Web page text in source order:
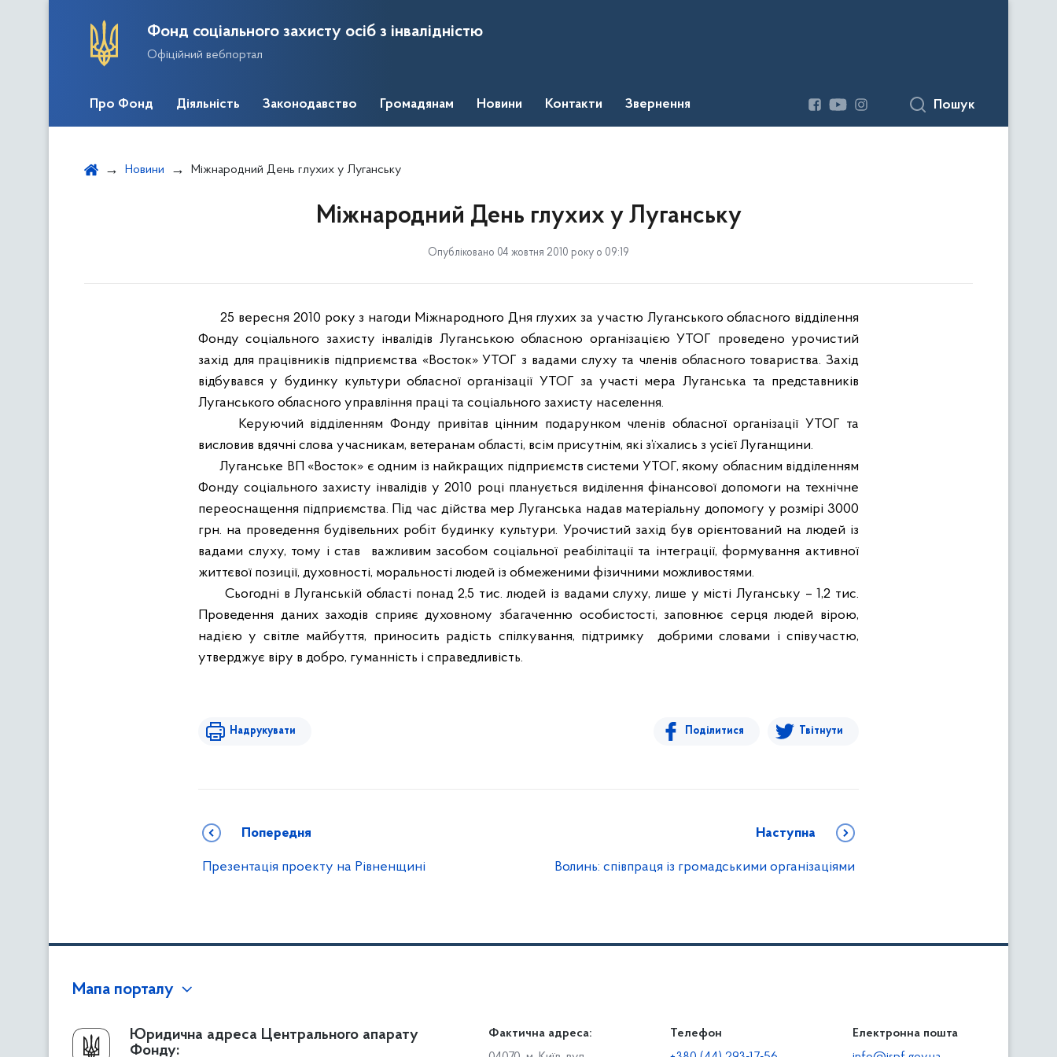
Фонд соціального захисту осіб з інвалідністю
Офіційний вебпортал
Про Фонд Діяльність Законодавство Громадянам Новини Контакти Звернення Пошук
Новини Міжнародний День глухих у Луганську
Міжнародний День глухих у Луганську
Опубліковано 04 жовтня 2010 року о 09:19
25 вересня 2010 року з нагоди Міжнародного Дня глухих за участю Луганського обласного відділення
Фонду соціального захисту інвалідів Луганською обласною організацією УТОГ проведено урочистий
захід для працівників підприємства «Восток» УТОГ з вадами слуху та членів обласного товариства. Захід
відбувався у будинку культури обласної організації УТОГ за участі мера Луганська та представників
Луганського обласного управління праці та соціального захисту населення.
Керуючий відділенням Фонду привітав цінним подарунком членів обласної організації УТОГ та
висловив вдячні слова учасникам, ветеранам області, всім присутнім, які з’їхались з усієї Луганщини.
Луганське ВП «Восток» є одним із найкращих підприємств системи УТОГ, якому обласним відділенням
Фонду соціального захисту інвалідів у 2010 році планується виділення фінансової допомоги на технічне
переоснащення підприємства. Під час дійства мер Луганська надав матеріальну допомогу у розмірі 3000
грн. на проведення будівельних робіт будинку культури. Урочистий захід був орієнтований на людей із
вадами слуху, тому і став
важливим засобом соціальної реабілітації та інтеграції, формування активної
життєвої позиції, духовності, моральності людей із обмеженими фізичними можливостями.
Сьогодні в Луганській області понад 2,5 тис. людей із вадами слуху, лише у місті Луганську – 1,2 тис.
Проведення даних заходів сприяє духовному збагаченню особистості, заповнює серця людей вірою,
надією у світле майбуття, приносить радість спілкування, підтримку
добрими словами і співучастю,
утверджує віру в добро, гуманність і справедливість.
Надрукувати Поділитися Твітнути
Попередня
Презентація проекту на Рівненщині
Наступна
Волинь: співпраця із громадськими організаціями
Мапа порталу
Про Фонд Громадянам Діяльність
Юридична адреса Центрального апарату
Фонду:
Фактична адреса:
Телефон
Електронна пошта